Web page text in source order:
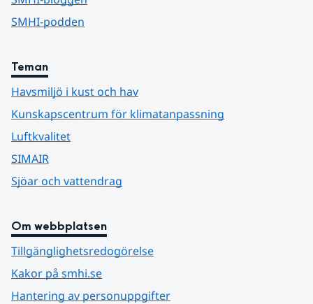
SMHI-podden
Teman
Havsmiljö i kust och hav
Kunskapscentrum för klimatanpassning
Luftkvalitet
SIMAIR
Sjöar och vattendrag
Om webbplatsen
Tillgänglighetsredogörelse
Kakor på smhi.se
Hantering av personuppgifter